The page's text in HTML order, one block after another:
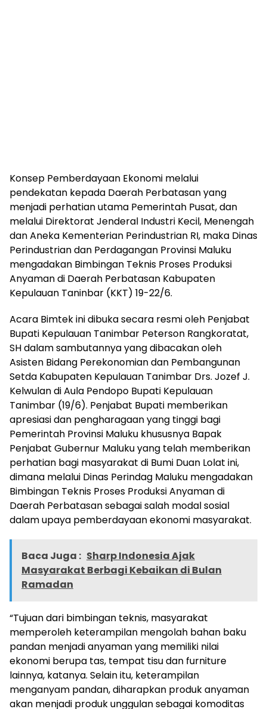
Konsep Pemberdayaan Ekonomi melalui
pendekatan kepada Daerah Perbatasan yang
menjadi perhatian utama Pemerintah Pusat, dan
melalui Direktorat Jenderal Industri Kecil, Menengah
dan Aneka Kementerian Perindustrian RI, maka Dinas
Perindustrian dan Perdagangan Provinsi Maluku
mengadakan Bimbingan Teknis Proses Produksi
Anyaman di Daerah Perbatasan Kabupaten
Kepulauan Taninbar (KKT) 19-22/6.
Acara Bimtek ini dibuka secara resmi oleh Penjabat
Bupati Kepulauan Tanimbar Peterson Rangkoratat,
SH dalam sambutannya yang dibacakan oleh
Asisten Bidang Perekonomian dan Pembangunan
Setda Kabupaten Kepulauan Tanimbar Drs. Jozef J.
Kelwulan di Aula Pendopo Bupati Kepulauan
Tanimbar (19/6). Penjabat Bupati memberikan
apresiasi dan pengharagaan yang tinggi bagi
Pemerintah Provinsi Maluku khususnya Bapak
Penjabat Gubernur Maluku yang telah memberikan
perhatian bagi masyarakat di Bumi Duan Lolat ini,
dimana melalui Dinas Perindag Maluku mengadakan
Bimbingan Teknis Proses Produksi Anyaman di
Daerah Perbatasan sebagai salah modal sosial
dalam upaya pemberdayaan ekonomi masyarakat.
Baca Juga : Sharp Indonesia Ajak
Masyarakat Berbagi Kebaikan di Bulan
Ramadan
“Tujuan dari bimbingan teknis, masyarakat
memperoleh keterampilan mengolah bahan baku
pandan menjadi anyaman yang memiliki nilai
ekonomi berupa tas, tempat tisu dan furniture
lainnya, katanya. Selain itu, keterampilan
menganyam pandan, diharapkan produk anyaman
akan menjadi produk unggulan sebagai komoditas